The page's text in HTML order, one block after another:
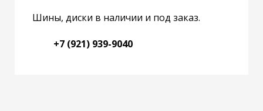
Шины, диски в наличии и под заказ.
+7 (921) 939-9040